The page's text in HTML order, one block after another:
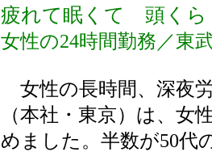
疲れて眠くて 頭くら
女性の24時間勤務／東
女性の長時間、深夜
（本社・東京）は、女
めました。半数が50代